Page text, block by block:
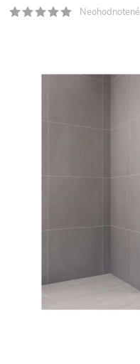
Neohodnotené